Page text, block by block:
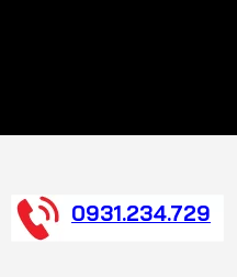
0931.234.729